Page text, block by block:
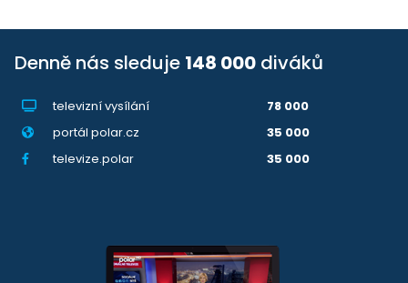
Denně nás sleduje 148 000 diváků
televizní vysílání
78 000
portál polar.cz
35 000
televize.polar
35 000